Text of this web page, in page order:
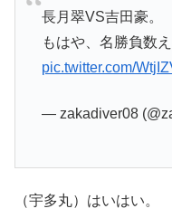
長月翠VS吉田豪。
もはや、名勝負数え
pic.twitter.com/
— zakadiver08
（宇多丸）はいはい。